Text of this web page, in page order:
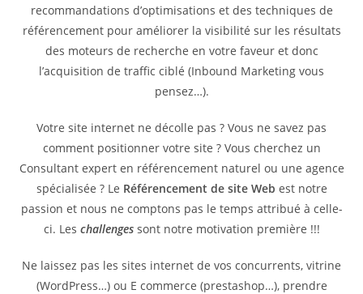
recommandations d’optimisations et des techniques de
référencement pour améliorer la visibilité sur les résultats
des moteurs de recherche en votre faveur et donc
l’acquisition de traffic ciblé (Inbound Marketing vous
pensez…).
Votre site internet ne décolle pas ? Vous ne savez pas
comment positionner votre site ? Vous cherchez un
Consultant expert en référencement naturel ou une agence
spécialisée ? Le Référencement de site Web est notre
passion et nous ne comptons pas le temps attribué à celle-
ci. Les challengessont notre motivation première !!!
Ne laissez pas les sites internet de vos concurrents, vitrine
(WordPress…) ou E commerce (prestashop…), prendre